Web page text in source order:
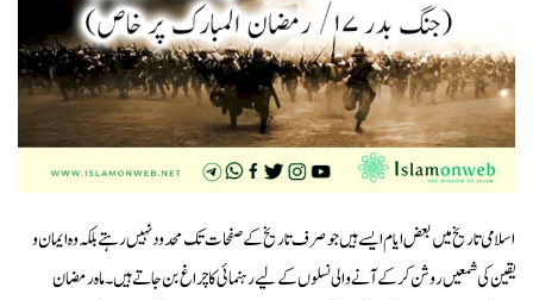
n
اسلامی تاریخ میں بعض ایام ایسے ہیں جو صرف تاریخ کے صفحات تک محدود نہیں رہتے بلکہ وہ ایمان و
یقین کی شمعیں روشن کر کے آنے والی نسلوں کے لیے رہنمائی کا چراغ بن جاتے ہیں۔ ماہ رمضان